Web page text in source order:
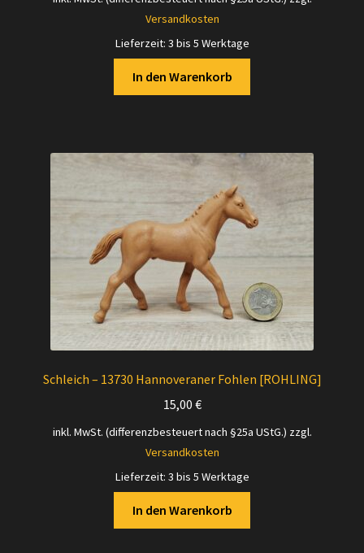
Versandkosten
Lieferzeit: 3 bis 5 Werktage
In den Warenkorb
Schleich – 13730 Hannoveraner Fohlen [ROHLING]
15,00 €
inkl. MwSt. (differenzbesteuert nach §25a UStG.) zzgl.
Versandkosten
Lieferzeit: 3 bis 5 Werktage
In den Warenkorb